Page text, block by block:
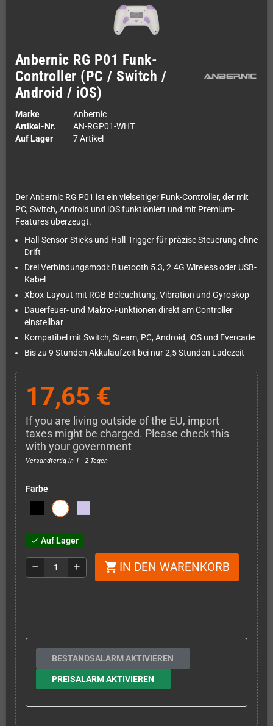
Anbernic RG P01 Funk-
Controller (PC / Switch /
Android / iOS)
Marke
Anbernic
Artikel-Nr.
AN-RGP01-WHT
Auf Lager
7 Artikel
Der Anbernic RG P01 ist ein vielseitiger Funk-Controller, der mit
PC, Switch, Android und iOS funktioniert und mit Premium-
Features überzeugt.
Hall-Sensor-Sticks und Hall-Trigger für präzise Steuerung ohne
Drift
Drei Verbindungsmodi: Bluetooth 5.3, 2.4G Wireless oder USB-
Kabel
Xbox-Layout mit RGB-Beleuchtung, Vibration und Gyroskop
Dauerfeuer- und Makro-Funktionen direkt am Controller
einstellbar
Kompatibel mit Switch, Steam, PC, Android, iOS und Evercade
Bis zu 9 Stunden Akkulaufzeit bei nur 2,5 Stunden Ladezeit
17,65 €
If you are living outside of the EU, import
taxes might be charged. Please check this
with your government
Versandfertig in 1 - 2 Tagen
Farbe
check Auf Lager
remove add shopping_cart IN DEN WARENKORB
BESTANDSALARM AKTIVIEREN
PREISALARM AKTIVIEREN